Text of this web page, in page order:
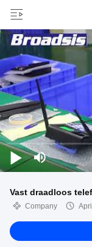
Vast draadloos
Company